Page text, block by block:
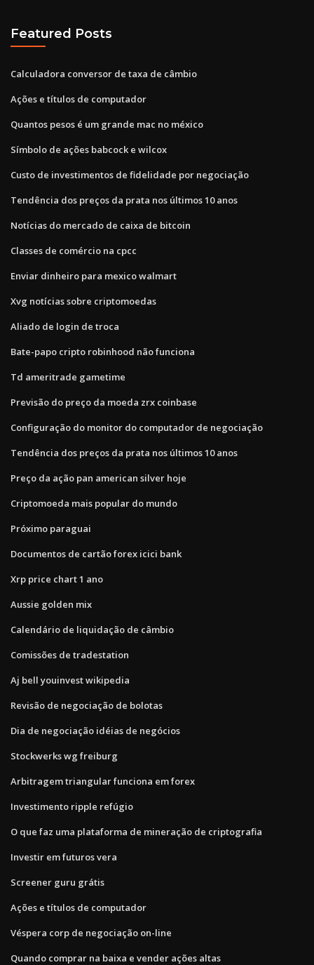
Featured Posts
Calculadora conversor de taxa de câmbio
Ações e títulos de computador
Quantos pesos é um grande mac no méxico
Símbolo de ações babcock e wilcox
Custo de investimentos de fidelidade por negociação
Tendência dos preços da prata nos últimos 10 anos
Notícias do mercado de caixa de bitcoin
Classes de comércio na cpcc
Enviar dinheiro para mexico walmart
Xvg notícias sobre criptomoedas
Aliado de login de troca
Bate-papo cripto robinhood não funciona
Td ameritrade gametime
Previsão do preço da moeda zrx coinbase
Configuração do monitor do computador de negociação
Tendência dos preços da prata nos últimos 10 anos
Preço da ação pan american silver hoje
Criptomoeda mais popular do mundo
Próximo paraguai
Documentos de cartão forex icici bank
Xrp price chart 1 ano
Aussie golden mix
Calendário de liquidação de câmbio
Comissões de tradestation
Aj bell youinvest wikipedia
Revisão de negociação de bolotas
Dia de negociação idéias de negócios
Stockwerks wg freiburg
Arbitragem triangular funciona em forex
Investimento ripple refúgio
O que faz uma plataforma de mineração de criptografia
Investir em futuros vera
Screener guru grátis
Ações e títulos de computador
Véspera corp de negociação on-line
Quando comprar na baixa e vender ações altas